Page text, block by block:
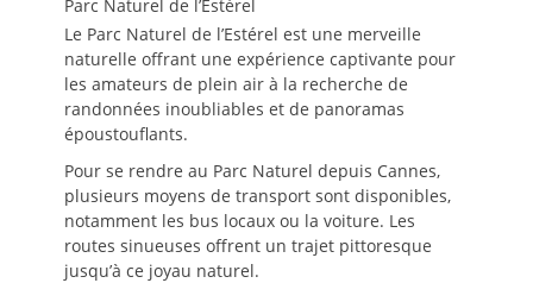
Parc Naturel de l’Estérel
Le Parc Naturel de l’Estérel est une merveille
naturelle offrant une expérience captivante pour
les amateurs de plein air à la recherche de
randonnées inoubliables et de panoramas
époustouflants.
Pour se rendre au Parc Naturel depuis Cannes,
plusieurs moyens de transport sont disponibles,
notamment les bus locaux ou la voiture. Les
routes sinueuses offrent un trajet pittoresque
jusqu’à ce joyau naturel.